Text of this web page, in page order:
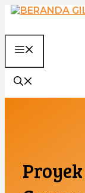
Langsung